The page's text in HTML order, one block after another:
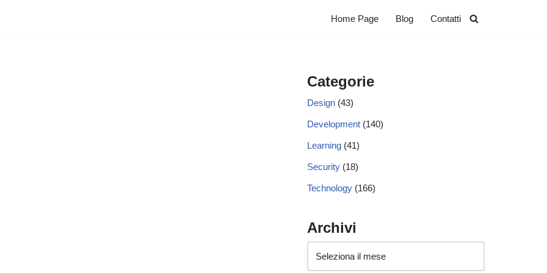
Home Page Blog Contatti
Categorie
Design (43)
Development (140)
Learning (41)
Security (18)
Technology (166)
Archivi